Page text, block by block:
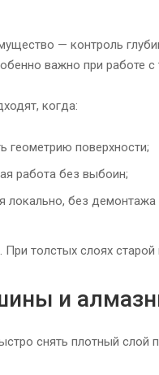
— контроль
важно при работе
когда:
геометрию поверхности;
работа без выбоин;
локально, без демонтажа
толстых слоях
и
снять плотный слой